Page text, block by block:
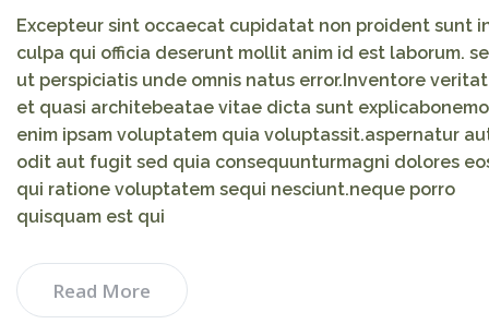
Excepteur sint occaecat cupidatat non proident sunt
culpa qui officia deserunt mollit anim id est laborum.
ut perspiciatis unde omnis natus error.Inventore
et quasi architebeatae vitae dicta sunt explicabonemo
enim ipsam voluptatem quia voluptassit.aspernatur
odit aut fugit sed quia consequunturmagni dolores
qui ratione voluptatem sequi nesciunt.neque porro
quisquam est qui
Read More